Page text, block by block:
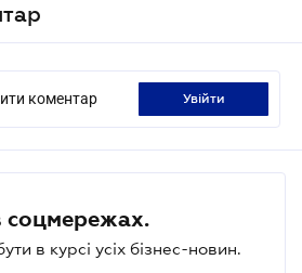
коментар увійти
соцмережах.
в курсі усіх бізнес-новин.